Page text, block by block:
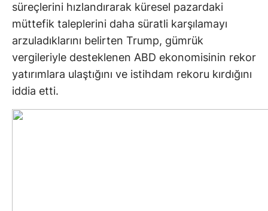
süreçlerini hızlandırarak küresel pazardaki
müttefik taleplerini daha süratli karşılamayı
arzuladıklarını belirten Trump, gümrük
vergileriyle desteklenen ABD ekonomisinin rekor
yatırımlara ulaştığını ve istihdam rekoru kırdığını
iddia etti.